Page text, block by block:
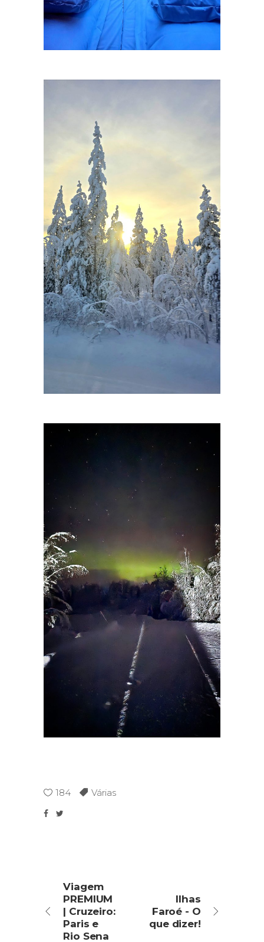
184 Várias
Viagem
PREMIUM
| Cruzeiro:
Paris e
Rio Sena
Ilhas
Faroé - O
que dizer!